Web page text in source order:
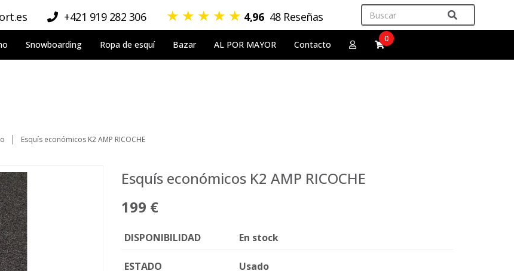
+421 919 282 306 ★ ★ ★ ★ ★ 4,96 48 Reseñas
Snowboarding Ropa de esquí Bazar AL POR MAYOR Contacto
0
Esquís económicos K2 AMP RICOCHE
Esquís económicos K2 AMP RICOCHE
199 €
DISPONIBILIDAD En stock
ESTADO Usado